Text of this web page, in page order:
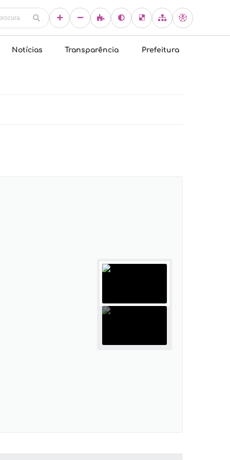
Notícias Transparência Prefeitura